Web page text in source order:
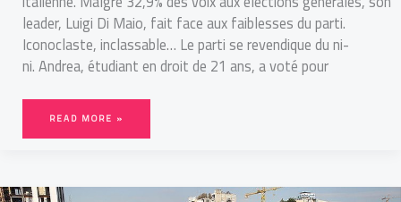
leader, Luigi Di Maio, fait face aux faiblesses du parti.
Iconoclaste, inclassable… Le parti se revendique du ni-
ni. Andrea, étudiant en droit de 21 ans, a voté pour
READ MORE »
IRANIENS,